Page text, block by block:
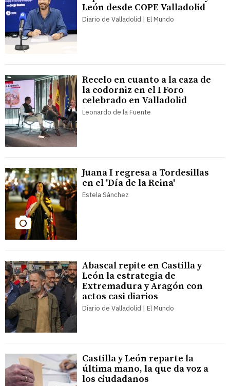
León desde COPE Valladolid
Diario de Valladolid | El Mundo
Recelo en cuanto a la caza de
la codorniz en el I Foro
celebrado en Valladolid
Leonardo de la Fuente
Juana I regresa a Tordesillas
en el 'Día de la Reina'
Estela Sánchez
Abascal repite en Castilla y
León la estrategia de
Extremadura y Aragón con
actos casi diarios
Diario de Valladolid | El Mundo
Castilla y León reparte la
última mano, la que da voz a
los ciudadanos